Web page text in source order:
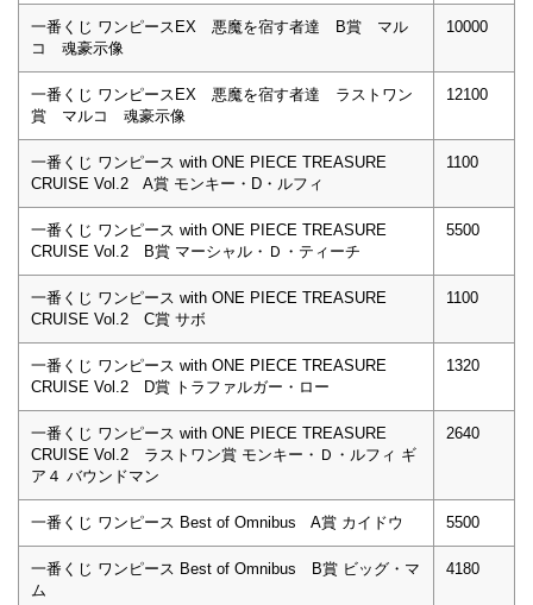
一番くじ ワンピースEX 悪魔を宿す者達 B賞 マル
コ 魂豪示像
10000
一番くじ ワンピースEX 悪魔を宿す者達 ラストワン
賞 マルコ 魂豪示像
12100
一番くじ ワンピース with ONE PIECE TREASURE
CRUISE Vol.2 A賞 モンキー・D・ルフィ
1100
一番くじ ワンピース with ONE PIECE TREASURE
CRUISE Vol.2 B賞 マーシャル・Ｄ・ティーチ
5500
一番くじ ワンピース with ONE PIECE TREASURE
CRUISE Vol.2 C賞 サボ
1100
一番くじ ワンピース with ONE PIECE TREASURE
CRUISE Vol.2 D賞 トラファルガー・ロー
1320
一番くじ ワンピース with ONE PIECE TREASURE
CRUISE Vol.2 ラストワン賞 モンキー・Ｄ・ルフィ ギ
ア４ バウンドマン
2640
一番くじ ワンピース Best of Omnibus A賞 カイドウ 5500
一番くじ ワンピース Best of Omnibus B賞 ビッグ・マ
ム
4180